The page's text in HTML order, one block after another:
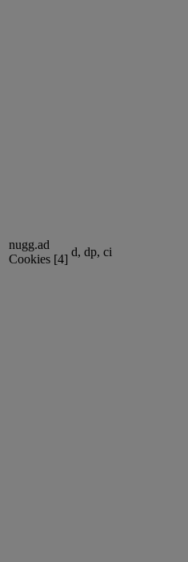
nugg.ad
Cookies [4]
d, dp, ci